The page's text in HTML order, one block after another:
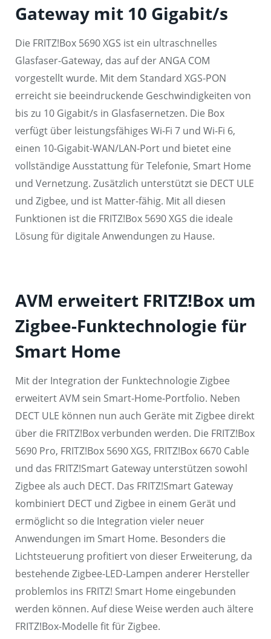
Gateway mit 10 Gigabit/s
Die FRITZ!Box 5690 XGS ist ein ultraschnelles
Glasfaser-Gateway, das auf der ANGA COM
vorgestellt wurde. Mit dem Standard XGS-PON
erreicht sie beeindruckende Geschwindigkeiten von
bis zu 10 Gigabit/s in Glasfasernetzen. Die Box
verfügt über leistungsfähiges Wi-Fi 7 und Wi-Fi 6,
einen 10-Gigabit-WAN/LAN-Port und bietet eine
vollständige Ausstattung für Telefonie, Smart Home
und Vernetzung. Zusätzlich unterstützt sie DECT ULE
und Zigbee, und ist Matter-fähig. Mit all diesen
Funktionen ist die FRITZ!Box 5690 XGS die ideale
Lösung für digitale Anwendungen zu Hause.
AVM erweitert FRITZ!Box um
Zigbee-Funktechnologie für
Smart Home
Mit der Integration der Funktechnologie Zigbee
erweitert AVM sein Smart-Home-Portfolio. Neben
DECT ULE können nun auch Geräte mit Zigbee direkt
über die FRITZ!Box verbunden werden. Die FRITZ!Box
5690 Pro, FRITZ!Box 5690 XGS, FRITZ!Box 6670 Cable
und das FRITZ!Smart Gateway unterstützen sowohl
Zigbee als auch DECT. Das FRITZ!Smart Gateway
kombiniert DECT und Zigbee in einem Gerät und
ermöglicht so die Integration vieler neuer
Anwendungen im Smart Home. Besonders die
Lichtsteuerung profitiert von dieser Erweiterung, da
bestehende Zigbee-LED-Lampen anderer Hersteller
problemlos ins FRITZ! Smart Home eingebunden
werden können. Auf diese Weise werden auch ältere
FRITZ!Box-Modelle fit für Zigbee.